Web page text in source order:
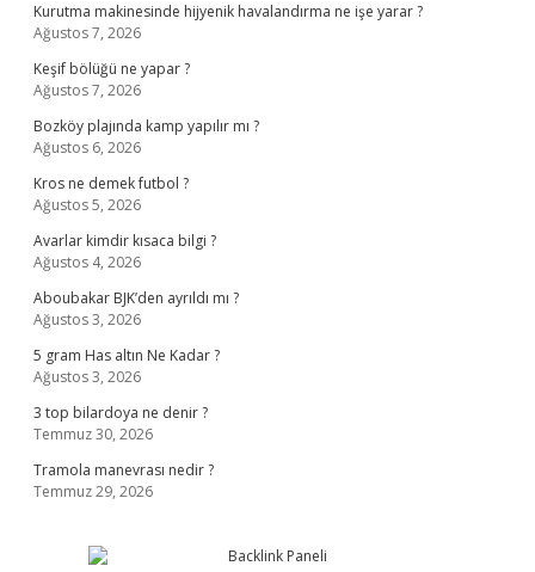
Kurutma makinesinde hijyenik havalandırma ne işe yarar ?
Ağustos 7, 2026
Keşif bölüğü ne yapar ?
Ağustos 7, 2026
Bozköy plajında kamp yapılır mı ?
Ağustos 6, 2026
Kros ne demek futbol ?
Ağustos 5, 2026
Avarlar kimdir kısaca bilgi ?
Ağustos 4, 2026
Aboubakar BJK’den ayrıldı mı ?
Ağustos 3, 2026
5 gram Has altın Ne Kadar ?
Ağustos 3, 2026
3 top bilardoya ne denir ?
Temmuz 30, 2026
Tramola manevrası nedir ?
Temmuz 29, 2026